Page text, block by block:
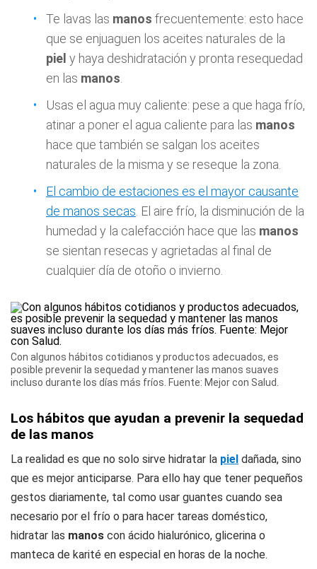
Te lavas las manos frecuentemente: esto hace
que se enjuaguen los aceites naturales de la
piel y haya deshidratación y pronta resequedad
en las manos
Usas el agua muy caliente: pese a que haga frío,
atinar a poner el agua caliente para las manos
hace que también se salgan los aceites
naturales de la misma y se reseque la zona.
El cambio de estaciones es el mayor causante
de manos secas . El aire frío, la disminución de la
humedad y la calefacción hace que las manos
se sientan resecas y agrietadas al final de
cualquier día de otoño o invierno.
Con algunos hábitos cotidianos y productos adecuados, es
posible prevenir la sequedad y mantener las manos suaves
incluso durante los días más fríos. Fuente: Mejor con Salud.
Los hábitos que ayudan a prevenir la sequedad
de las manos
La realidad es que no solo sirve hidratar la piel dañada, sino
que es mejor anticiparse. Para ello hay que tener pequeños
gestos diariamente, tal como usar guantes cuando sea
necesario por el frío o para hacer tareas doméstico,
hidratar las manos con ácido hialurónico, glicerina o
manteca de karité en especial en horas de la noche.